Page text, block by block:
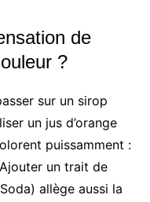
de
?
sur un sirop
un jus d’orange
puissamment :
un trait de
Soda) allège aussi la